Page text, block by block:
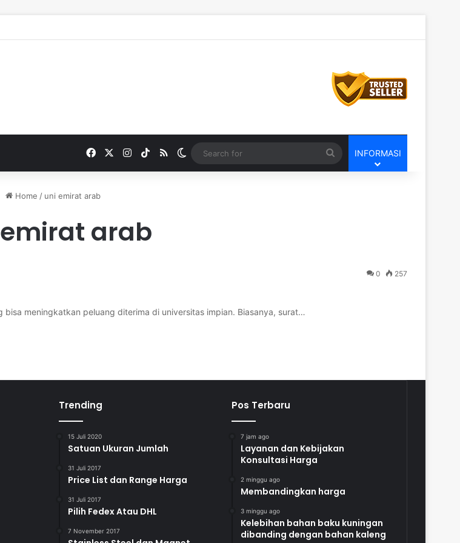
Facebook Instagram
TikTok
RSS Switch skin
Search
for
INFORMASI
Home / uni emirat arab
arab
0 257
meningkatkan peluang diterima di universitas impian. Biasanya, surat…
Trending
15 Juli 2020
Satuan Ukuran Jumlah
31 Juli 2017
Price List dan Range Harga
31 Juli 2017
Pilih Fedex Atau DHL
7 November 2017
Pos Terbaru
7 jam ago
Layanan dan Kebijakan
Konsultasi Harga
2 minggu ago
Membandingkan harga
3 minggu ago
Kelebihan bahan baku kuningan
dibanding dengan bahan kaleng